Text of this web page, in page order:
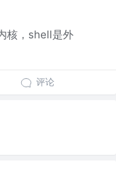
核，shell是外
评论